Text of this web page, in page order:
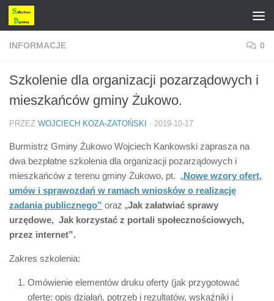
Przejdź do treści
INFORMACJE 0
Szkolenie dla organizacji pozarządowych i
mieszkańców gminy Żukowo.
PRZEZ WOJCIECH KOZA-ZATOŃSKI · 2019-10-17
Burmistrz Gminy Żukowo Wojciech Kankowski zaprasza na
dwa bezpłatne szkolenia dla organizacji pozarządowych i
mieszkańców z terenu gminy Żukowo, pt. „Nowe wzory ofert,
umów i sprawozdań w ramach wniosków o realizację
zadania publicznego” oraz „Jak załatwiać sprawy
urzędowe, Jak korzystać z portali społecznościowych,
przez internet”.
Zakres szkolenia:
Omówienie elementów druku oferty (jak przygotować
ofertę: opis działań, potrzeb i rezultatów, wskaźniki i